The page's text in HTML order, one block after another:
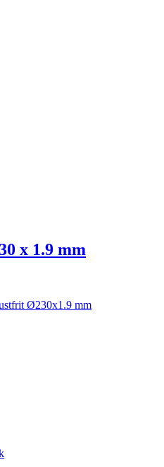
x 1.9 mm
Ø230x1.9 mm